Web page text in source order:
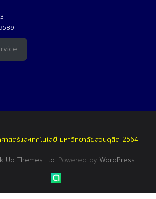
สตร์และเทคโนโลยี มหาวิทยาลัยสวนดุสิต 2564
Up Themes Ltd. Powered by WordPress.